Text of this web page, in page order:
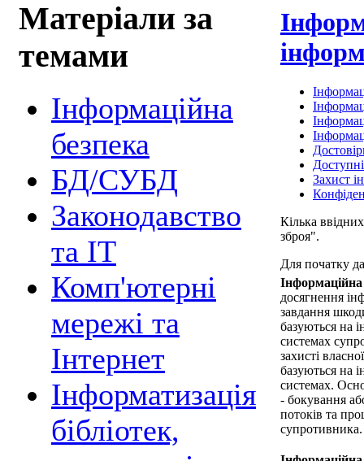
Матеріали за
темами
Інформаційна
безпека
БД/СУБД
Законодавство
та ІТ
Комп'ютерні
мережі та
Інтернет
Інформатизація
бібліотек,
Захист
Кілька
зброя".
Для початку
Інформаційна
досягнення
завдання
базуються на
системах
захисті
базуються на
системах.
- бокування
потоків та
супротивника.